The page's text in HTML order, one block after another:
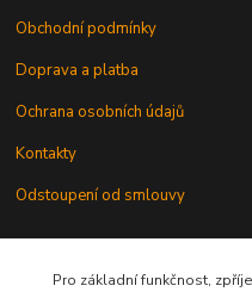
Obchodní podmínky
Doprava a platba
Ochrana osobních údajů
Kontakty
Odstoupení od smlouvy
Pro základní funkčnost,